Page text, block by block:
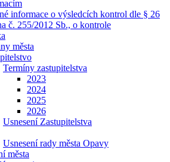
informace o výsledcích kontrol dle § 26
č. 255/2012 Sb., o kontrole
města
Termíny zastupitelstva
2023
2024
2025
2026
Usnesení Zastupitelstva
Usnesení rady města Opavy
města